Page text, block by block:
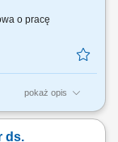
o pracę
pokaż opis
ZADANIA NA
Książek
ds.